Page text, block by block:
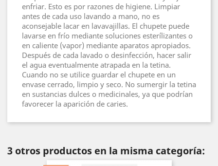
enfriar. Esto es por razones de higiene. Limpiar
antes de cada uso lavando a mano, no es
aconsejable lacar en lavavajillas. El chupete puede
lavarse en frío mediante soluciones esterílizantes o
en caliente (vapor) mediante aparatos apropiados.
Después de cada lavado o desinfección, hacer salir
el agua eventualmente atrapada en la tetina.
Cuando no se utilice guardar el chupete en un
envase cerrado, limpio y seco. No sumergir la tetina
en sustancias dulces o medicinales, ya que podrían
favorecer la aparición de caries.
3 otros productos en la misma categoría: